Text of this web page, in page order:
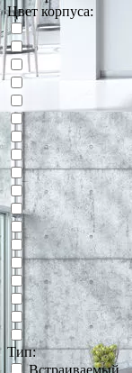
Цвет корпуса:
Тип:
Встраиваемый